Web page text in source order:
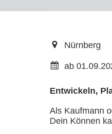
Nürnberg
ab
Entwickeln,
Als Kaufmann
Dein Können